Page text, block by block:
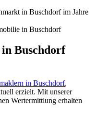
Buschdorf
in Buschdorf,
erzielt. Mit unserer
Wertermittlung erhalten